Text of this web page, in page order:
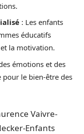
: Les enfants
éducatifs
la motivation.
émotions et des
pour le bien-être des
Vaivre-
Enfants